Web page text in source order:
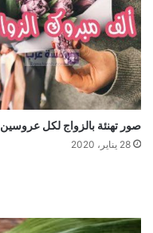
صور تهنئة بالزواج لكل عروسين
28 يناير، 2020